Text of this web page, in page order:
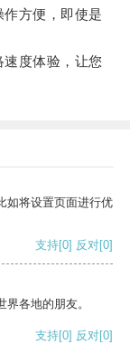
方便，即使是
度体验，让您
如将设置页面进行优
支持[0] 反对[0]
各地的朋友。
支持[0] 反对[0]